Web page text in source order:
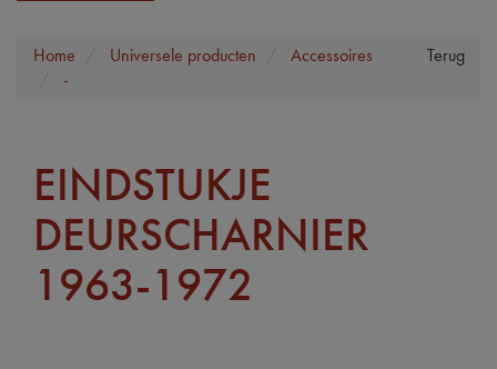
Terug
Home Universele producten
Accessoires
-
EINDSTUKJE
DEURSCHARNIER
1963-1972